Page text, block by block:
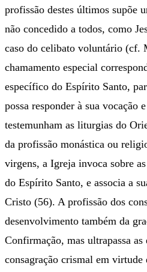
profissão destes últimos supõe
não concedido a todos, como
caso do celibato voluntário (cf.
chamamento especial
específico do Espírito Santo,
possa responder à sua vocação
testemunham as liturgias do
da profissão monástica ou
virgens, a Igreja invoca sobre
do Espírito Santo, e associa a
Cristo (56). A profissão dos
desenvolvimento também da
Confirmação, mas ultrapassa
consagração crismal em